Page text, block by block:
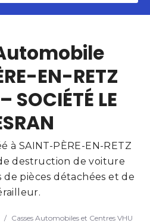
EN-RETZ
LE
à SAINT-PÈRE-EN-RETZ
destruction de voiture
pièces détachées et de
/ Casses Automobiles et Centres VHU